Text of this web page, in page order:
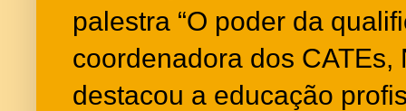
palestra “O poder da
coordenadora dos CATEs,
destacou a educação